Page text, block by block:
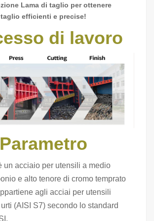
Lama di taglio per ottenere
efficienti e precise!
di lavoro
Parametro
un acciaio per utensili a medio
e alto tenore di cromo temprato
agli acciai per utensili
(AISI S7) secondo lo standard